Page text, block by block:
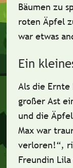
Bäumen zu
roten Äpfel
war etwas
Ein
Als die
großer Ast
und die
Max war
verloren!“,
Freundin